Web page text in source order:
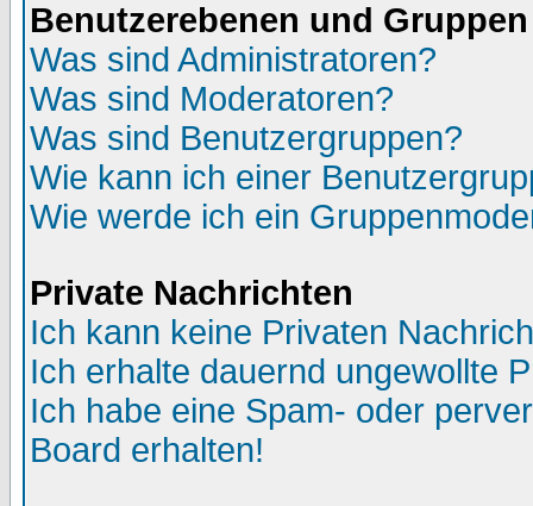
Benutzerebenen und Gruppen
Was sind Administratoren?
Was sind Moderatoren?
Was sind Benutzergruppen?
Wie kann ich einer
Wie werde ich ein
Private Nachrichten
Ich kann keine Privaten
Ich erhalte dauernd ungewollte
Ich habe eine Spam- oder
Board erhalten!